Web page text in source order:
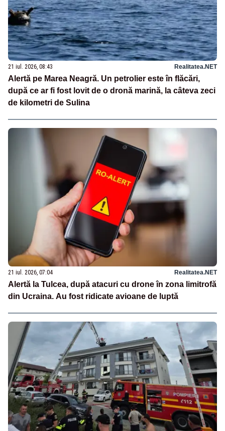
21 iul. 2026, 08:43 Realitatea.NET
Alertă pe Marea Neagră. Un petrolier este în flăcări,
după ce ar fi fost lovit de o dronă marină, la câteva zeci
de kilometri de Sulina
21 iul. 2026, 07:04 Realitatea.NET
Alertă la Tulcea, după atacuri cu drone în zona limitrofă
din Ucraina. Au fost ridicate avioane de luptă